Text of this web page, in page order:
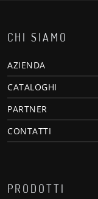
CHI SIAMO
AZIENDA
CATALOGHI
PARTNER
CONTATTI
PRODOTTI